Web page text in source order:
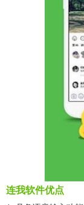
连我软件优点